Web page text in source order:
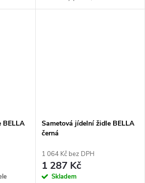
pouze
Pozn. Židle prodáváme pouze
BELLA
Sametová jídelní židle BELLA
černá
1 064 Kč bez DPH
1 287 Kč
Skladem